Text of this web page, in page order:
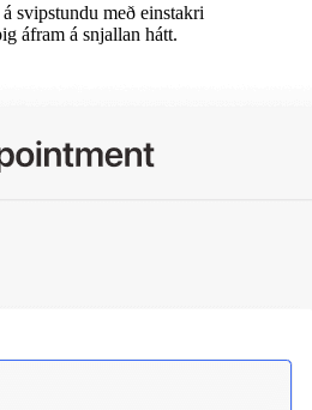
svipstundu með einstakri
áfram á snjallan hátt.